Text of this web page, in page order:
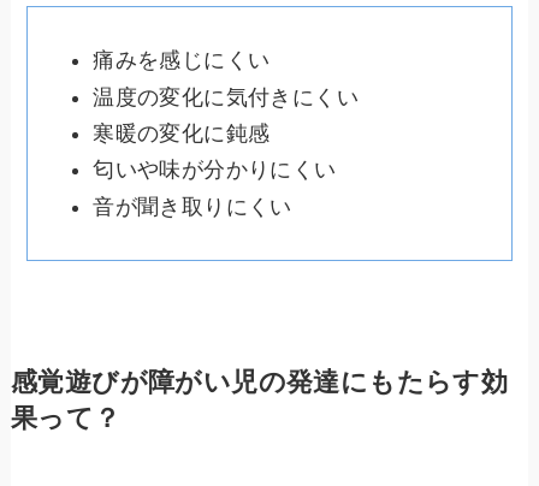
痛みを感じにくい
温度の変化に気付きにくい
寒暖の変化に鈍感
匂いや味が分かりにくい
音が聞き取りにくい
感覚遊びが障がい児の発達にもたらす効
果って？